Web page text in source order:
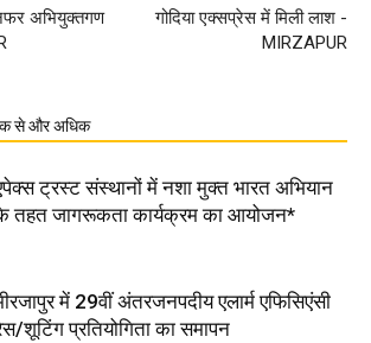
अभियुक्तगण
गोदिया एक्सप्रेस में मिली लाश -
MIRZAPUR
से और अधिक
ट्रस्ट संस्थानों में नशा मुक्त भारत अभियान
तहत जागरूकता कार्यक्रम का आयोजन*
में 29वीं अंतरजनपदीय एलार्म एफिसिएंसी
शूटिंग प्रतियोगिता का समापन